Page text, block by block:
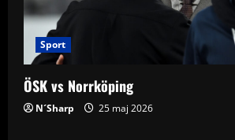
Sport
ÖSK vs Norrköping
N´Sharp 25 maj 2026